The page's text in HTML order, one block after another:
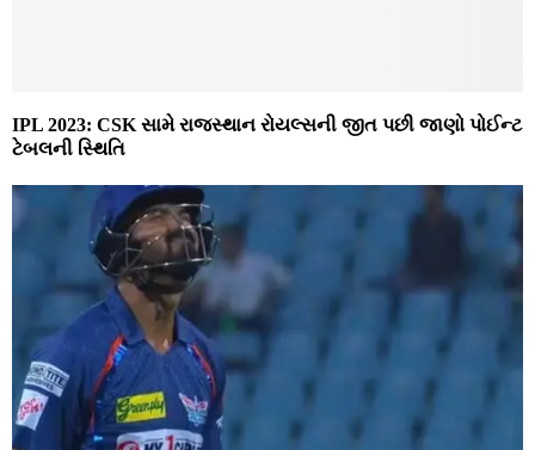
IPL 2023: CSK સામે રાજસ્થાન રોયલ્સની જીત પછી જાણો પોઈન્ટ
ટેબલની સ્થિતિ